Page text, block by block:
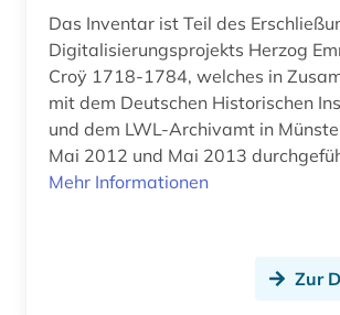
kommentare (2)
komödie (1)
konkordanz (1)
konstrukteur (1)
korpus (1)
Das Inventar ist Teil des
Digitalisierungsprojekts Herzog
Croÿ 1718-1784, welches in
mit dem Deutschen Historischen
und dem LWL-Archivamt in
Mai 2012 und Mai 2013
Mehr Informationen
Zur